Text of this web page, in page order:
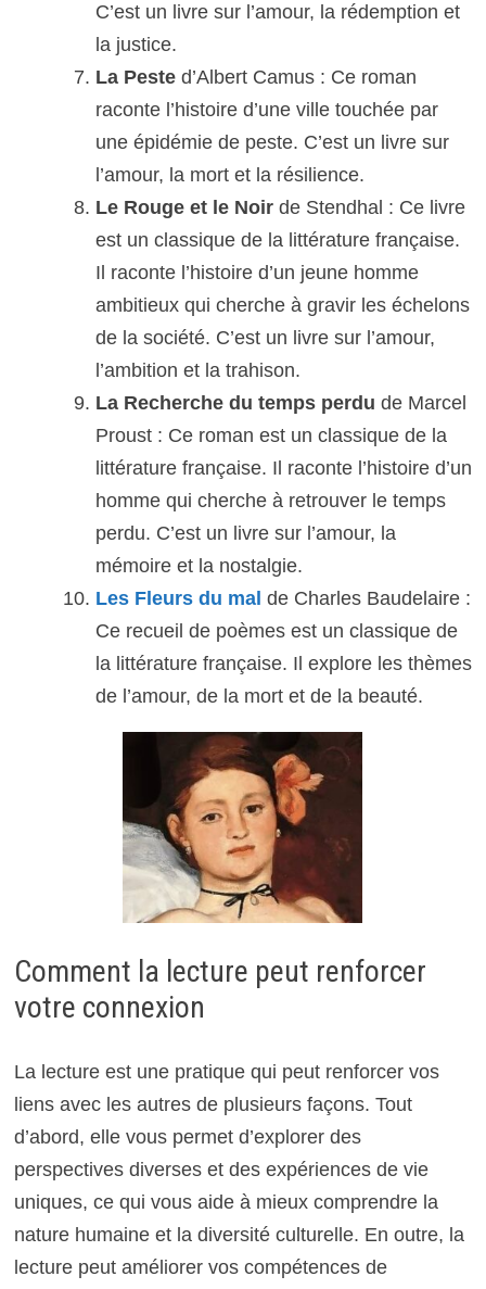
C’est un livre sur l’amour, la rédemption et
la justice.
La Pested’Albert Camus : Ce roman
raconte l’histoire d’une ville touchée par
une épidémie de peste. C’est un livre sur
l’amour, la mort et la résilience.
Le Rouge et le Noirde Stendhal : Ce livre
est un classique de la littérature française.
Il raconte l’histoire d’un jeune homme
ambitieux qui cherche à gravir les échelons
de la société. C’est un livre sur l’amour,
l’ambition et la trahison.
La Recherche du temps perdu de Marcel
Proust : Ce roman est un classique de la
littérature française. Il raconte l’histoire d’un
homme qui cherche à retrouver le temps
perdu. C’est un livre sur l’amour, la
mémoire et la nostalgie.
Les Fleurs du mal de Charles Baudelaire :
Ce recueil de poèmes est un classique de
la littérature française. Il explore les thèmes
de l’amour, de la mort et de la beauté.
Comment la lecture peut renforcer
votre connexion
La lecture est une pratique qui peut renforcer vos
liens avec les autres de plusieurs façons. Tout
d’abord, elle vous permet d’explorer des
perspectives diverses et des expériences de vie
uniques, ce qui vous aide à mieux comprendre la
nature humaine et la diversité culturelle. En outre, la
lecture peut améliorer vos compétences de